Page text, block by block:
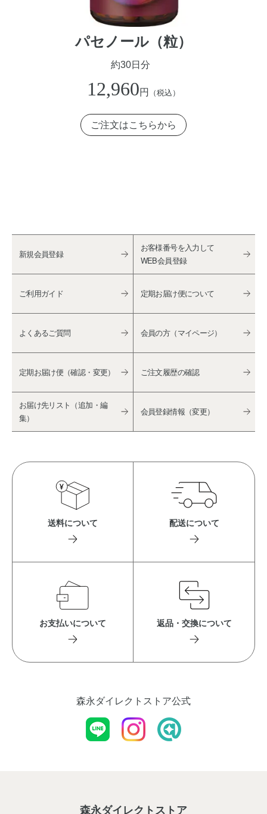
パセノール（粒）
約30日分
12,960円 （税込）
ご注文はこちらから
新規会員登録
お客様番号を入力して
WEB会員登録
ご利用ガイド 定期お届け便について
よくあるご質問 会員の方（マイページ）
定期お届け便（確認・変更） ご注文履歴の確認
お届け先リスト（追加・編
集）
会員登録情報（変更）
送料について 配送について
お支払いについて 返品・交換について
森永ダイレクトストア公式
森永ダイレクトストア